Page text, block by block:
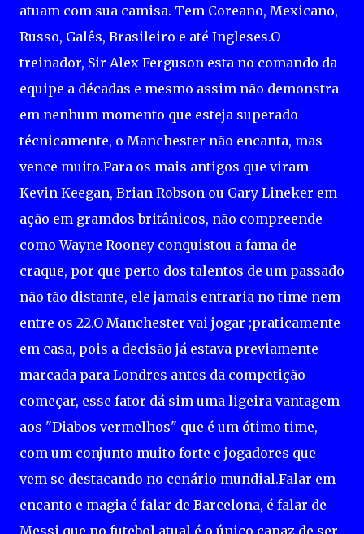
atuam com sua camisa. Tem Coreano, Mexicano,
Russo, Galês, Brasileiro e até Ingleses.O
treinador, Sir Alex Ferguson esta no comando da
equipe a décadas e mesmo assim não demonstra
em nenhum momento que esteja superado
técnicamente, o Manchester não encanta, mas
vence muito.Para os mais antigos que viram
Kevin Keegan, Brian Robson ou Gary Lineker em
ação em gramdos britânicos, não compreende
como Wayne Rooney conquistou a fama de
craque, por que perto dos talentos de um passado
não tão distante, ele jamais entraria no time nem
entre os 22.O Manchester vai jogar ;praticamente
em casa, pois a decisão já estava previamente
marcada para Londres antes da competição
começar, esse fator dá sim uma ligeira vantagem
aos "Diabos vermelhos" que é um ótimo time,
com um conjunto muito forte e jogadores que
vem se destacando no cenário mundial.Falar em
encanto e magia é falar de Barcelona, é falar de
Messi que no futebol atual é o único capaz de ser